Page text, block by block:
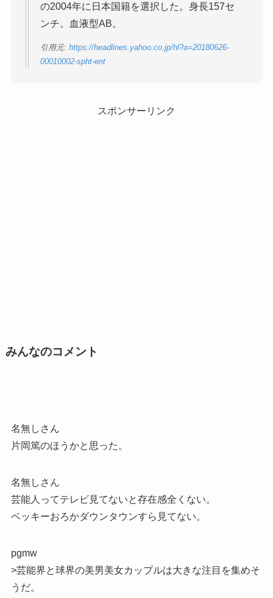
の2004年に日本国籍を選択した。身長157セ
ンチ。血液型AB。
引用元: https://headlines.yahoo.co.jp/hl?a=20180626-
00010002-spht-ent
スポンサーリンク
みんなのコメント
名無しさん
片岡篤のほうかと思った。
名無しさん
芸能人ってテレビ見てないと存在感全くない。
ベッキーおろかダウンタウンすら見てない。
pgmw
>芸能界と球界の美男美女カップルは大きな注目を集めそ
うだ。